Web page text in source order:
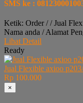
SMS ke :
Ketik: Order / / Jual
Nama anda / Alamat
Lihat Detail
Ready
Jual Flexible axioo
Rp 100.000
×